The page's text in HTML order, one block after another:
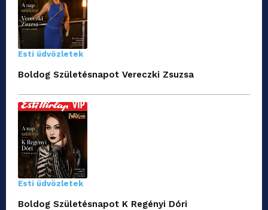
Esti üdvözletek
Boldog Születésnapot Vereczki Zsuzsa
Esti üdvözletek
Boldog Születésnapot K Regényi Dóri